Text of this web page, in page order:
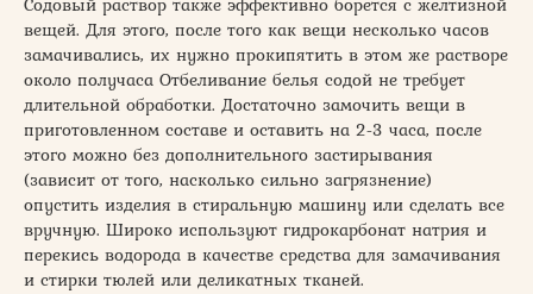
вещей. Для этого, после того как вещи несколько часов
замачивались, их нужно прокипятить в этом же растворе
около получаса Отбеливание белья содой не требует
длительной обработки. Достаточно замочить вещи в
приготовленном составе и оставить на 2-3 часа, после
этого можно без дополнительного застирывания
(зависит от того, насколько сильно загрязнение)
опустить изделия в стиральную машину или сделать все
вручную. Широко используют гидрокарбонат натрия и
перекись водорода в качестве средства для замачивания
и стирки тюлей или деликатных тканей.